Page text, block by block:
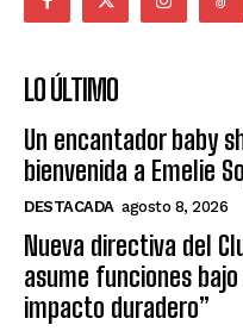
LO ÚLTIMO
Un encantador baby
bienvenida a Emelie
DESTACADA agosto 8, 2026
Nueva directiva del
asume funciones
impacto duradero”